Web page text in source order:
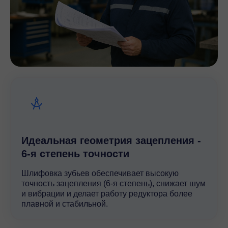
Идеальная геометрия зацепления -
6-я степень точности
Шлифовка зубьев обеспечивает высокую
точность зацепления (6-я степень), снижает шум
и вибрации и делает работу редуктора более
плавной и стабильной.